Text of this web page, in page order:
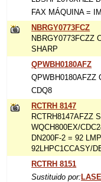
FAX MÁQUINA =
NBRGY0773FCZ
NBRGY0773FCZZ
SHARP
QPWBH0180AFZ
QPWBH0180AFZZ
CDQ8
RCTRH 8147
RCTRH8147AFZZ
WQCH800EX/
DN200F-2 = 92
92LHPC1CCASY/
RCTRH 8151
Sustituido por: